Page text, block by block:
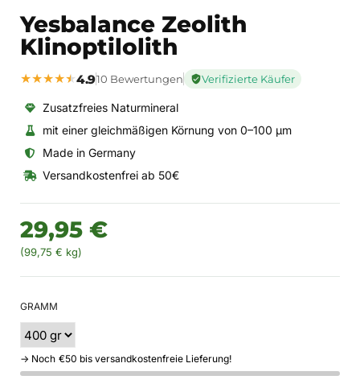
Yesbalance Zeolith
Klinoptilolith
★★★★★4.910 Bewertungen Verifizierte Käufer
Zusatzfreies Naturmineral
mit einer gleichmäßigen Körnung von 0–100 µm
Made in Germany
Versandkostenfrei ab 50€
29,95 €
(99,75 € kg)
GRAMM
→ Noch €50 bis versandkostenfreie Lieferung!
0%